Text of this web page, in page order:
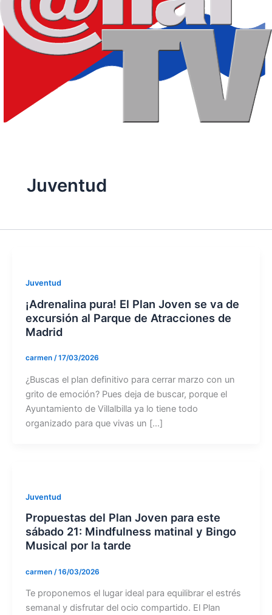
Juventud
Juventud
¡Adrenalina pura! El Plan Joven se va de
excursión al Parque de Atracciones de
Madrid
carmen /17/03/2026
¿Buscas el plan definitivo para cerrar marzo con un
grito de emoción? Pues deja de buscar, porque el
Ayuntamiento de Villalbilla ya lo tiene todo
organizado para que vivas un […]
Juventud
Propuestas del Plan Joven para este
sábado 21: Mindfulness matinal y Bingo
Musical por la tarde
carmen /16/03/2026
Te proponemos el lugar ideal para equilibrar el estrés
semanal y disfrutar del ocio compartido. El Plan